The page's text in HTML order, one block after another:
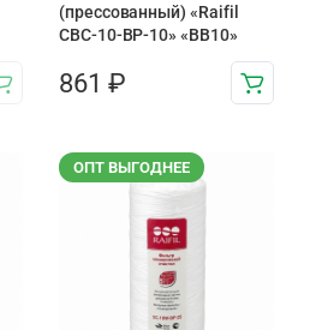
(прессованный) «Raifil
CBC-10-BP-10» «BB10»
861 ₽
ОПТ ВЫГОДНЕЕ